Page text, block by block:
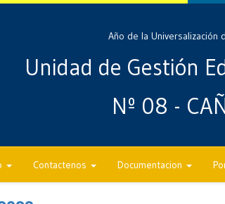
Año de la Universalización
Unidad de Gestión
Nº 08 -
Contactenos Documentacion